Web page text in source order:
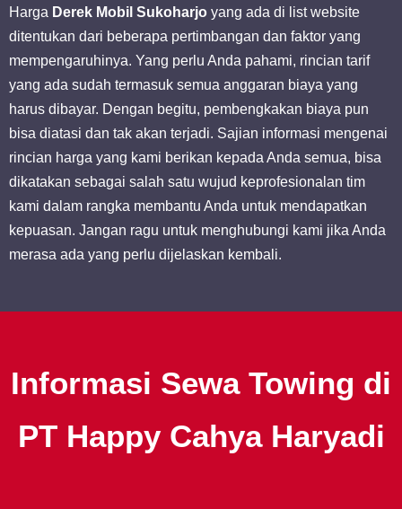
Harga Derek Mobil Sukoharjo yang ada di list website
ditentukan dari beberapa pertimbangan dan faktor yang
mempengaruhinya. Yang perlu Anda pahami, rincian tarif
yang ada sudah termasuk semua anggaran biaya yang
harus dibayar. Dengan begitu, pembengkakan biaya pun
bisa diatasi dan tak akan terjadi. Sajian informasi mengenai
rincian harga yang kami berikan kepada Anda semua, bisa
dikatakan sebagai salah satu wujud keprofesionalan tim
kami dalam rangka membantu Anda untuk mendapatkan
kepuasan. Jangan ragu untuk menghubungi kami jika Anda
merasa ada yang perlu dijelaskan kembali.
Informasi Sewa Towing di
PT Happy Cahya Haryadi